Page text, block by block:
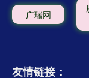
广瑞网
友情链接：